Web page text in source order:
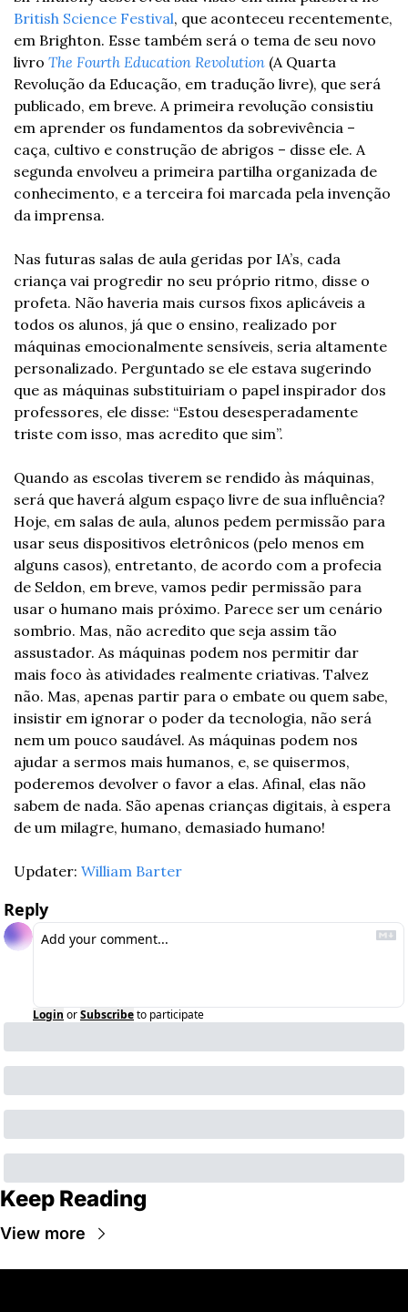
British Science Festival, que aconteceu recentemente,
em Brighton. Esse também será o tema de seu novo
livro The Fourth Education Revolution (A Quarta
Revolução da Educação, em tradução livre), que será
publicado, em breve. A primeira revolução consistiu
em aprender os fundamentos da sobrevivência –
caça, cultivo e construção de abrigos – disse ele. A
segunda envolveu a primeira partilha organizada de
conhecimento, e a terceira foi marcada pela invenção
da imprensa.
Nas futuras salas de aula geridas por IA’s, cada
criança vai progredir no seu próprio ritmo, disse o
profeta. Não haveria mais cursos fixos aplicáveis ​​a
todos os alunos, já que o ensino, realizado por
máquinas emocionalmente sensíveis, seria altamente
personalizado. Perguntado se ele estava sugerindo
que as máquinas substituiriam o papel inspirador dos
professores, ele disse: “Estou desesperadamente
triste com isso, mas acredito que sim”.
Quando as escolas tiverem se rendido às máquinas,
será que haverá algum espaço livre de sua influência?
Hoje, em salas de aula, alunos pedem permissão para
usar seus dispositivos eletrônicos (pelo menos em
alguns casos), entretanto, de acordo com a profecia
de Seldon, em breve, vamos pedir permissão para
usar o humano mais próximo. Parece ser um cenário
sombrio. Mas, não acredito que seja assim tão
assustador. As máquinas podem nos permitir dar
mais foco às atividades realmente criativas. Talvez
não. Mas, apenas partir para o embate ou quem sabe,
insistir em ignorar o poder da tecnologia, não será
nem um pouco saudável. As máquinas podem nos
ajudar a sermos mais humanos, e, se quisermos,
poderemos devolver o favor a elas. Afinal, elas não
sabem de nada. São apenas crianças digitais, à espera
de um milagre, humano, demasiado humano!
Updater: William Barter
Reply
Login orSubscribeto participate
Keep Reading
View more